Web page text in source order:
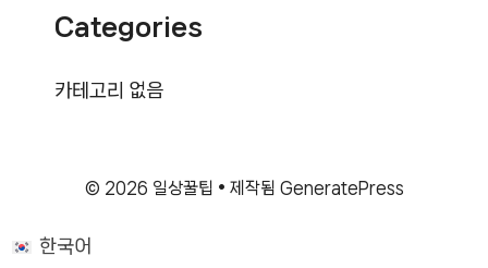
Categories
카테고리 없음
© 2026 일상꿀팁 • 제작됨 GeneratePress
한국어